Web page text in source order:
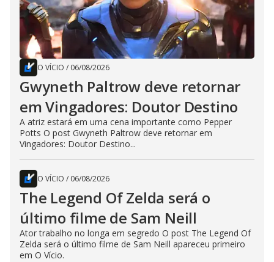
O VÍCIO / 06/08/2026
Gwyneth Paltrow deve retornar
em Vingadores: Doutor Destino
A atriz estará em uma cena importante como Pepper
Potts O post Gwyneth Paltrow deve retornar em
Vingadores: Doutor Destino...
O VÍCIO / 06/08/2026
The Legend Of Zelda será o
último filme de Sam Neill
Ator trabalho no longa em segredo O post The Legend Of
Zelda será o último filme de Sam Neill apareceu primeiro
em O Vício.